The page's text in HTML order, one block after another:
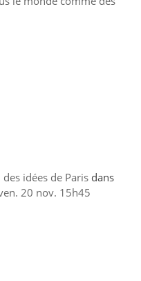
idées de Parisdans
20 nov. 15h45